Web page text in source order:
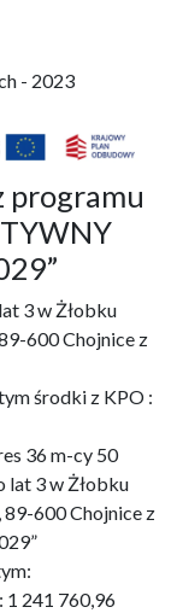
- 2023
programu
3 w Żłobku
600 Chojnice z
środki z KPO :
36 m-cy 50
lat 3 w Żłobku
89-600 Chojnice z
1 241 760,96